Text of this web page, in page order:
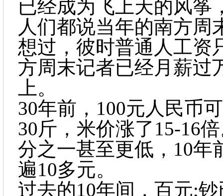
已经成为飞上天的风筝
人们都说当年的南方周
想过，彼时普通人工资
方周末记者已经月薪过
上。
30年前，100元人民币
30斤，米价涨了15-16
分之一甚至更低，10年
遍10多元。
过去的10年间，百元;